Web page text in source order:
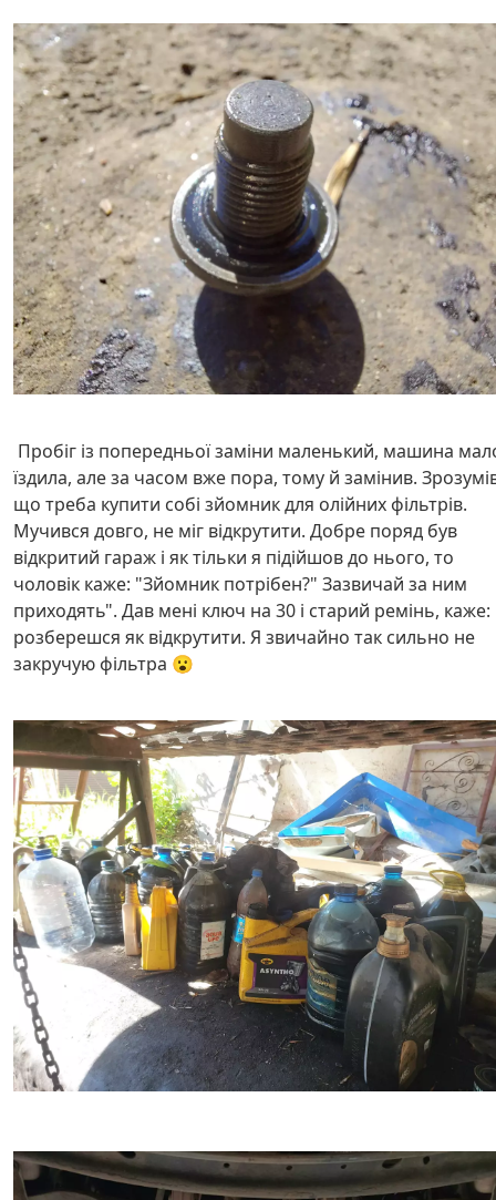
Пробіг із попередньої заміни маленький, машина
їздила, але за часом вже пора, тому й замінив.
що треба купити собі зйомник для олійних фільтрів.
Мучився довго, не міг відкрутити. Добре поряд був
відкритий гараж і як тільки я підійшов до нього, то
чоловік каже: "Зйомник потрібен?" Зазвичай за ним
приходять". Дав мені ключ на 30 і старий ремінь, каже:
розберешся як відкрутити. Я звичайно так сильно не
закручую фільтра 😮